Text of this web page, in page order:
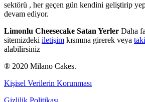
sektörü , her geçen gün kendini geliştirip
devam ediyor.
Limonlu Cheesecake Satan Yerler Daha
sitemizdeki iletişim kısmına girerek veya
alabilirsiniz
® 2020 Milano Cakes.
Kişisel Verilerin Korunması